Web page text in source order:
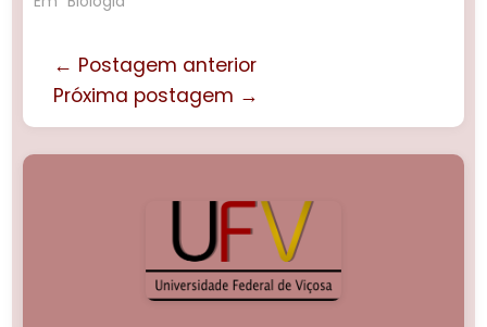
← Postagem anterior
Próxima postagem →